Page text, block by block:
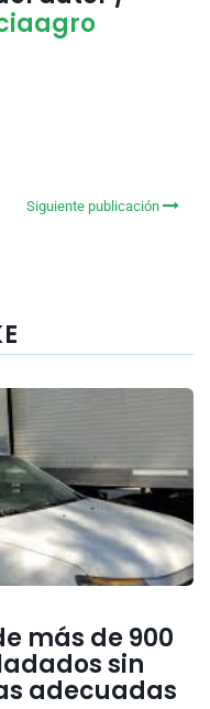
Siguiente publicación
más de 900
sin
adecuadas